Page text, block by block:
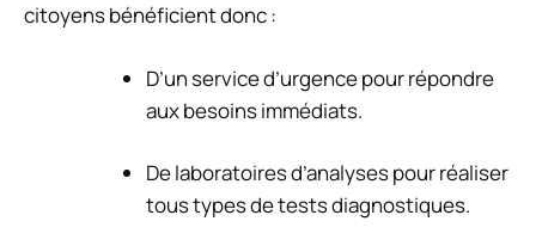
citoyens bénéficient donc :
D’un service d’urgence pour répondre
aux besoins immédiats.
De laboratoires d’analyses pour réaliser
tous types de tests diagnostiques.